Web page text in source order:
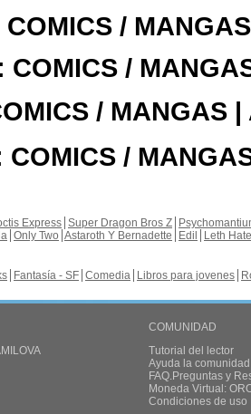
COMICS /
COMICS /
/ MANGAS |
COMICS /
Express Super Dragon Bros Z
Only Two Astaroth Y Bernadette Edil
Leth Hate
Fantasía - SF Comedia Libros para jovenes
COMUNIDAD
Tutorial del lector
Ayuda la
FAQ.Preguntas y
Moneda Virtual:
Condiciones de uso